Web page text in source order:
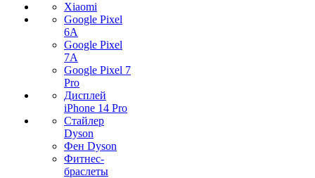
Xiaomi
Google Pixel
6A
Google Pixel
7А
Google Pixel 7
Pro
Дисплей
iPhone 14 Pro
Стайлер
Dyson
Фен Dyson
Фитнес-
браслеты